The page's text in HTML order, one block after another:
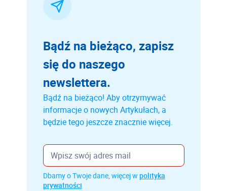
Bądź na bieżąco, zapisz
się do naszego
newslettera.
Bądź na bieżąco! Aby otrzymywać
informacje o nowych Artykułach, a
będzie tego jeszcze znacznie więcej.
Dbamy o Twoje dane, więcej w polityka
prywatności